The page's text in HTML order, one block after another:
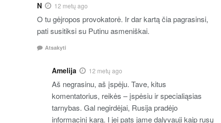
N 12 metų ago
O tu gėjropos provokatorė. Ir dar kartą čia pagrasinsi,
pati susitiksi su Putinu asmeniškai.
Atsakyti
Amelija 12 metų ago
Aš negrasinu, aš įspėju. Tave, kitus
komentatorius, reikės – įspėsiu ir specialiąsias
tarnybas. Gal negirdėjai, Rusija pradėjo
informacinį karą. I jei pats jame dalyvauji kaip rusų